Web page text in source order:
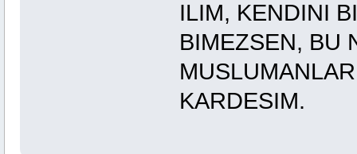
ILIM, KENDINI
BIMEZSEN, BU
KARDESIM.